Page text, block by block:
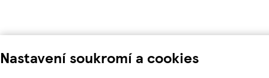
Nastavení soukromí a cookies